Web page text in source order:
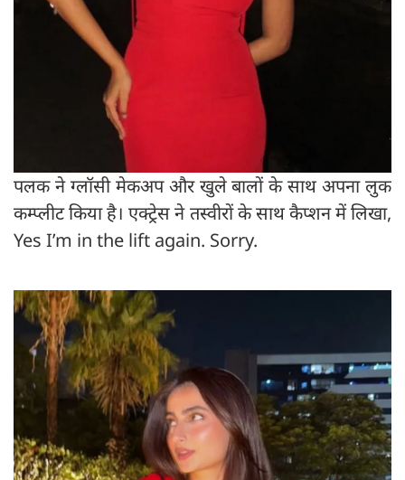
पलक ने ग्लॉसी मेकअप और खुले बालों के साथ अपना लुक
कम्प्लीट किया है। एक्ट्रेस ने तस्वीरों के साथ कैप्शन में लिखा,
Yes I’m in the lift again. Sorry.